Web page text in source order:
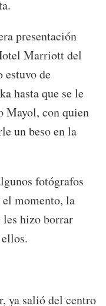
presentación
Marriott del
estuvo de
hasta que se le
Mayol, con quien
un beso en la
fotógrafos
el momento, la
hizo borrar
ya salió del centro